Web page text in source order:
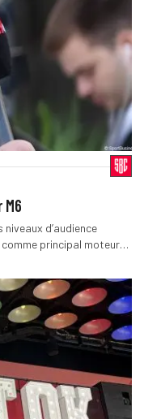
d’audience
principal moteur…